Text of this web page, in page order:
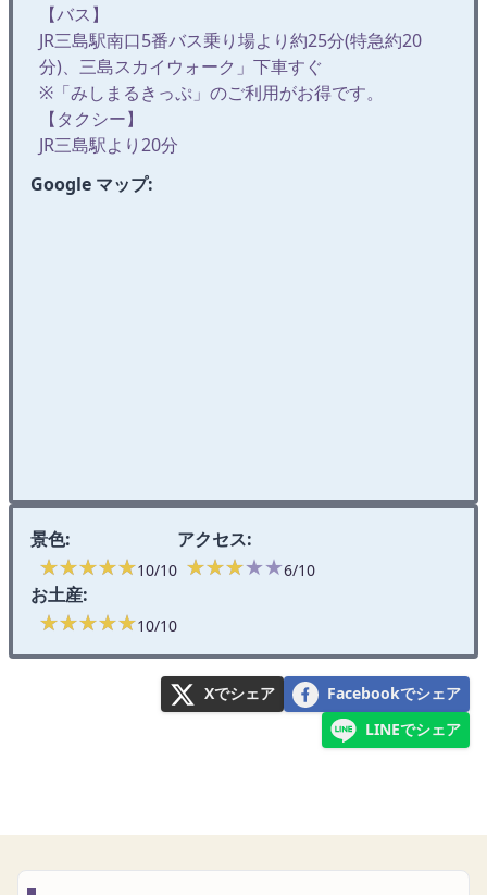
【バス】
JR三島駅南口5番バス乗り場より約25分(特急約20
分)、三島スカイウォーク」下車すぐ
※「みしまるきっぷ」のご利用がお得です。
【タクシー】
JR三島駅より20分
Google マップ:
景色:
★★★★★
★★★★★10/10
アクセス:
★★★★★
★★★★★6/10
お土産:
★★★★★
★★★★★10/10
Xでシェア
Facebookでシェア
LINEでシェア